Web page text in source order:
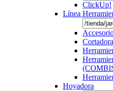
ClickUp!
Línea
Hoyadora